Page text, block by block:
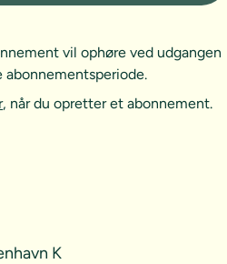
vil ophøre ved udgangen
, når du opretter et abonnement.
K